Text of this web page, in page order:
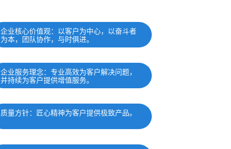
企业核心价值观：以客户为中心，以奋斗者
为本，团队协作，与时俱进。
企业服务理念：专业高效为客户解决问题，
并持续为客户提供增值服务。
质量方针：匠心精神为客户提供极致产品。